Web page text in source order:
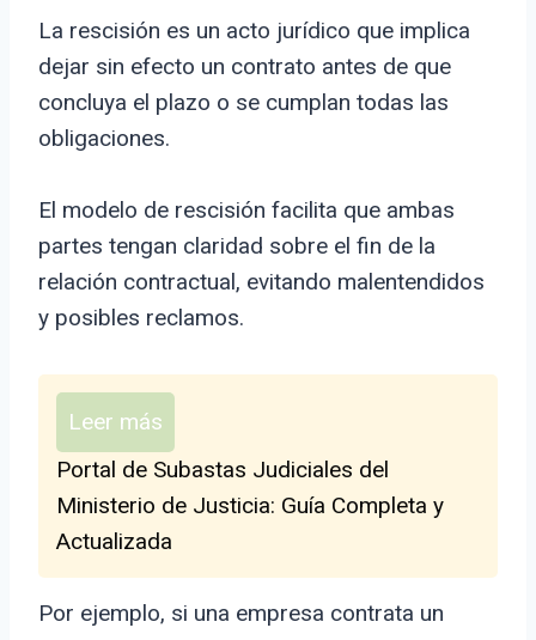
La rescisión es un acto jurídico que implica
dejar sin efecto un contrato antes de que
concluya el plazo o se cumplan todas las
obligaciones.
El modelo de rescisión facilita que ambas
partes tengan claridad sobre el fin de la
relación contractual, evitando malentendidos
y posibles reclamos.
Leer más
Portal de Subastas Judiciales del
Ministerio de Justicia: Guía Completa y
Actualizada
Por ejemplo, si una empresa contrata un